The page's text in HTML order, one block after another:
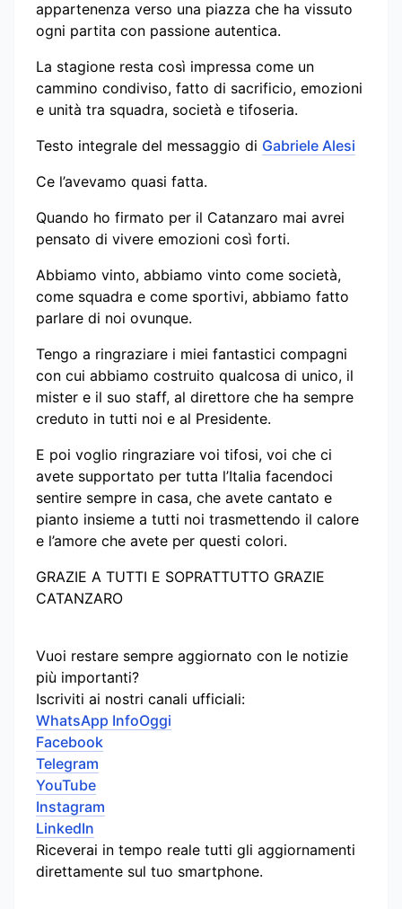
appartenenza verso una piazza che ha vissuto
ogni partita con passione autentica.
La stagione resta così impressa come un
cammino condiviso, fatto di sacrificio, emozioni
e unità tra squadra, società e tifoseria.
Testo integrale del messaggio di Gabriele Alesi
Ce l’avevamo quasi fatta.
Quando ho firmato per il Catanzaro mai avrei
pensato di vivere emozioni così forti.
Abbiamo vinto, abbiamo vinto come società,
come squadra e come sportivi, abbiamo fatto
parlare di noi ovunque.
Tengo a ringraziare i miei fantastici compagni
con cui abbiamo costruito qualcosa di unico, il
mister e il suo staff, al direttore che ha sempre
creduto in tutti noi e al Presidente.
E poi voglio ringraziare voi tifosi, voi che ci
avete supportato per tutta l’Italia facendoci
sentire sempre in casa, che avete cantato e
pianto insieme a tutti noi trasmettendo il calore
e l’amore che avete per questi colori.
GRAZIE A TUTTI E SOPRATTUTTO GRAZIE
CATANZARO
Vuoi restare sempre aggiornato con le notizie
più importanti?
Iscriviti ai nostri canali ufficiali:
WhatsApp InfoOggi
Facebook
Telegram
YouTube
Instagram
LinkedIn
Riceverai in tempo reale tutti gli aggiornamenti
direttamente sul tuo smartphone.